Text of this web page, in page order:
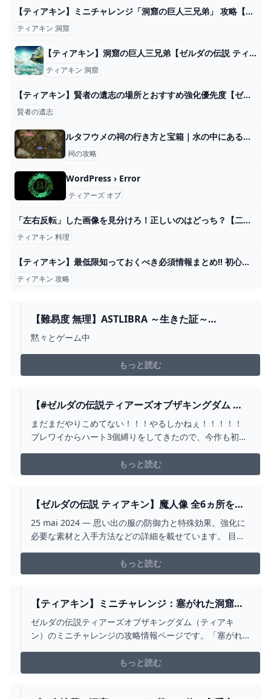
【ティアキン】ミニチャレンジ「洞窟の巨人三兄弟」 攻略【ゼルダの伝説】 - YouTube
ティアキン 洞窟
【ティアキン】洞窟の巨人三兄弟【ゼルダの伝説 ティアーズオブザキングダム】 hyperWiki
ティアキン 洞窟
【ティアキン】賢者の遺志の場所とおすすめ強化優先度【ゼルダの伝説ティアーズオブザキングダム】 ティアキン
賢者の遺志
ルタフウメの祠の行き方と宝箱｜水の中にある水晶の取り方
祠の攻略
WordPress › Error
ティアーズ オブ
「左右反転」した画像を見分けろ！正しいのはどっち？【二択クイズ】
ティアキン 料理
【ティアキン】最低限知っておくべき必須情報まとめ!! 初心者・中級者・上級者別に紹介!!!【ティアーズオブザキングダム】 - YouTube
ティアキン 攻略
【難易度 無理】ASTLIBRA ～生きた証～
REVISION【初見プレイ】 6章 - YOUTUBE
黙々とゲーム中
もっと読む
【#ゼルダの伝説ティアーズオブザキングダム 】
お酒飲みながら井戸探して三千里･･･ #62 【 ファ
ニル･Δ / セルフ受肉VTUBER 】 - YOUTUBE
まだまだやりこめてない！！！やるしかねぇ！！！！！
ブレワイからハート3個縛りをしてきたので、今作も初期
した！たのしかった！！！❤初期ハート縛りルール❤ゆ
るめのハート縛りプレイをしていきます！・基本的にハ
があれば...
もっと読む
【ゼルダの伝説 ティアキン】魔人像 全6ヵ所を解
放しろ！暗闇・思い出・ダーク装備3セットが入手
できる方法【ティアーズ オブ ザ 2024
25 mai 2024 — 思い出の服の防御力と特殊効果。強化に
必要な素材と入手方法などの詳細を載せています。 目次.
もっと読む
【ティアキン】ミニチャレンジ：塞がれた洞窟の
攻略チャート【ゼルダの伝説ティアーズオブザキ
ングダム】 - ゲームライン
ゼルダの伝説ティアーズオブザキングダム（ティアキ
ン）のミニチャレンジの攻略情報ページです。「塞がれ
かりやすく解説しているので、ぜひゼルダの伝説ティア
ーズオブザキングダム（TotK）のミニチャレンジ攻略の
もっと読む